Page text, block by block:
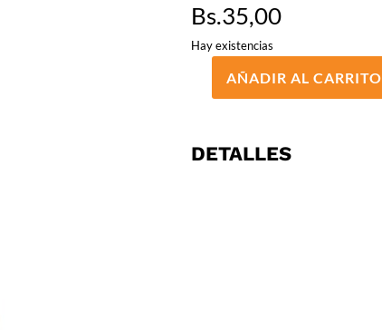
Bs.35,00
Hay existencias
HOTWHEELS
T2
AÑADIR AL CARRITO
DETALLES